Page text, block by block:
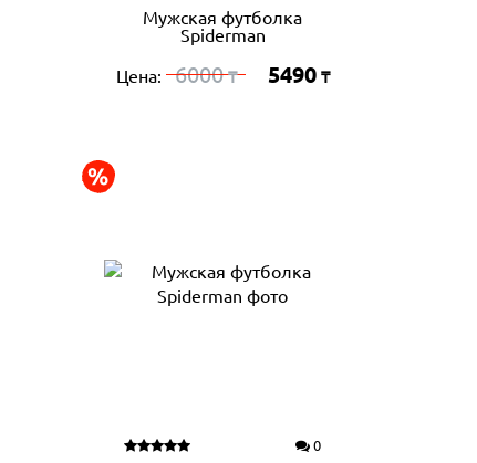
Мужская футболка
Spiderman
Цена: 6000₸ 5490 ₸
0